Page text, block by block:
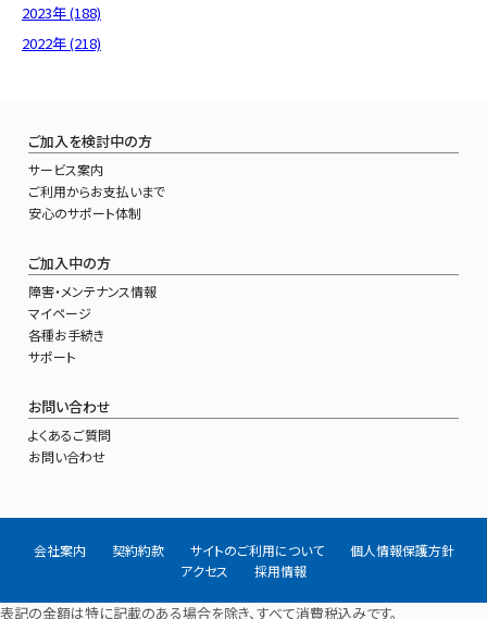
2023年 (188)
2022年 (218)
ご加入を検討中の方
サービス案内
ご利用からお支払いまで
安心のサポート体制
ご加入中の方
障害・メンテナンス情報
マイページ
各種お手続き
サポート
お問い合わせ
よくあるご質問
お問い合わせ
会社案内 契約約款 サイトのご利用について
個人情報保護方針
アクセス
採用情報
記の金額は特に記載のある場合を除き、すべて消費税込みです。